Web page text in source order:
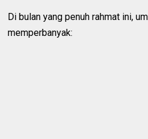
Di bulan yang penuh rahmat ini,
memperbanyak: